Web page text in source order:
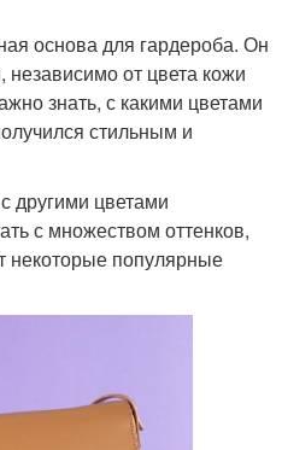
основа для гардероба. Он
независимо от цвета кожи
знать, с какими цветами
стильным и
другими цветами
с множеством оттенков,
некоторые популярные